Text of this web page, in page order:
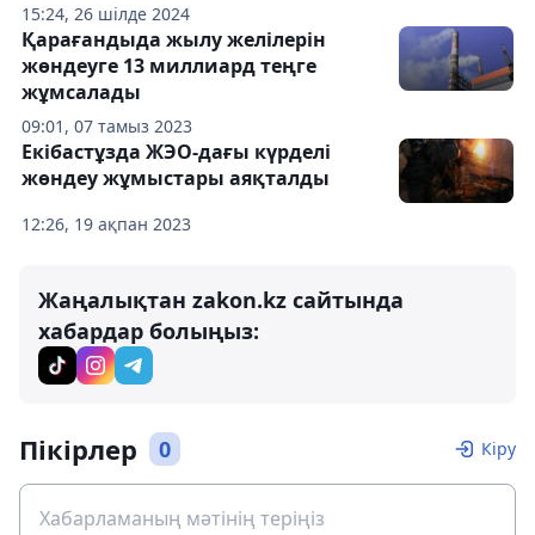
15:24, 26 шілде 2024
09:01, 07 тамыз 2023
Қарағандыда жылу желілерін
жөндеуге 13 миллиард теңге
жұмсалады
12:26, 19 ақпан 2023
Екібастұзда ЖЭО-дағы күрделі
жөндеу жұмыстары аяқталды
Жаңалықтан zakon.kz сайтында
хабардар болыңыз:
Пікірлер 0 Кіру